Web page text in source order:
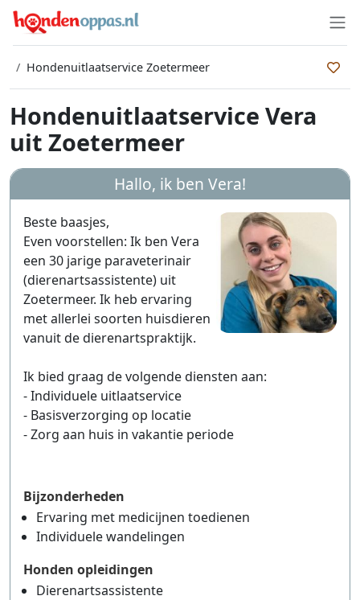
Hondenuitlaatservice Zoetermeer
Hondenuitlaatservice Vera
uit Zoetermeer
Hallo, ik ben Vera!
Beste baasjes,
Even voorstellen: Ik ben Vera
een 30 jarige paraveterinair
(dierenartsassistente) uit
Zoetermeer. Ik heb ervaring
met allerlei soorten huisdieren
vanuit de dierenartspraktijk.
Ik bied graag de volgende diensten aan:
- Individuele uitlaatservice
- Basisverzorging op locatie
- Zorg aan huis in vakantie periode
Bijzonderheden
Ervaring met medicijnen toedienen
Individuele wandelingen
Honden opleidingen
Dierenartsassistente